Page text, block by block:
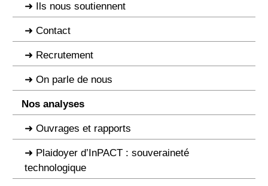
Ils nous soutiennent
Contact
Recrutement
On parle de nous
Nos analyses
Ouvrages et rapports
Plaidoyer d’InPACT : souveraineté
technologique